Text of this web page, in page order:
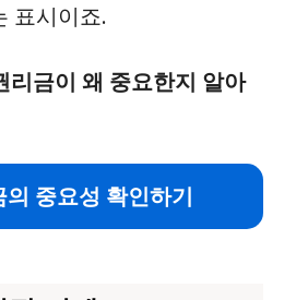
표시이죠.
리금이 왜 중요한지 알아
중요성 확인하기